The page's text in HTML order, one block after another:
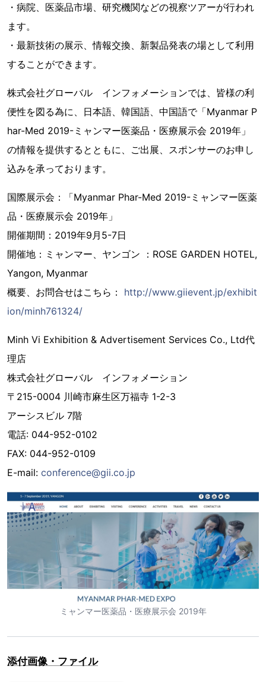
・病院、医薬品市場、研究機関などの視察ツアーが行われ
ます。
・最新技術の展示、情報交換、新製品発表の場として利用
することができます。
株式会社グローバル インフォメーションでは、皆様の利
便性を図る為に、日本語、韓国語、中国語で「Myanmar P
har-Med 2019-ミャンマー医薬品・医療展示会 2019年」
の情報を提供するとともに、ご出展、スポンサーのお申し
込みを承っております。
国際展示会：「Myanmar Phar-Med 2019-ミャンマー医薬
品・医療展示会 2019年」
開催期間：2019年9月5-7日
開催地：ミャンマー、ヤンゴン ：ROSE GARDEN HOTEL,
Yangon, Myanmar
概要、お問合せはこちら： http://www.giievent.jp/exhibit
ion/minh761324/
Minh Vi Exhibition & Advertisement Services Co., Ltd代
理店
株式会社グローバル インフォメーション
〒215-0004 川崎市麻生区万福寺 1-2-3
アーシスビル 7階
電話: 044-952-0102
FAX: 044-952-0109
E-mail: conference@gii.co.jp
ミャンマー医薬品・医療展示会 2019年
添付画像・ファイル